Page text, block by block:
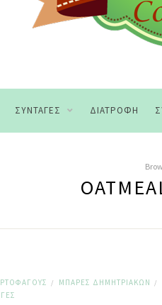
ΣΥΝΤΑΓΈΣ ΔΙΑΤΡΟΦΉ
/ ΜΠΆΡΕΣ ΔΗΜΗΤΡΙΑΚΏΝ /